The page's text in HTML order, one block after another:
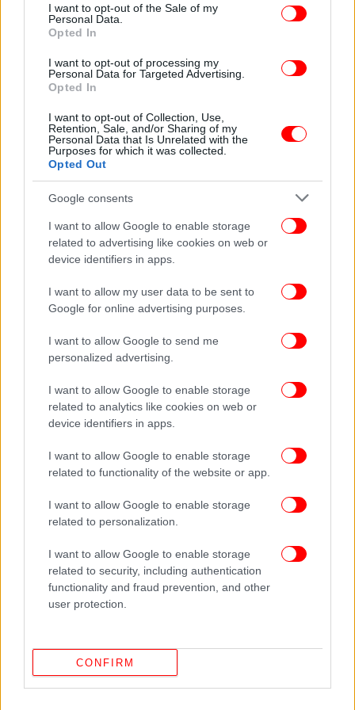
consent section.
I want to opt-out of the Sale of my
Personal Data.
Opted In
I want to opt-out of processing my
Personal Data for Targeted Advertising.
Opted In
I want to opt-out of Collection, Use,
Retention, Sale, and/or Sharing of my
Personal Data that Is Unrelated with the
Purposes for which it was collected.
Opted Out
Google consents
I want to allow Google to enable storage
related to advertising like cookies on web or
device identifiers in apps.
I want to allow my user data to be sent to
Google for online advertising purposes.
I want to allow Google to send me
personalized advertising.
I want to allow Google to enable storage
related to analytics like cookies on web or
device identifiers in apps.
I want to allow Google to enable storage
related to functionality of the website or app.
I want to allow Google to enable storage
related to personalization.
I want to allow Google to enable storage
related to security, including authentication
functionality and fraud prevention, and other
user protection.
CONFIRM
πρώτοι όλες τις ειδήσεις
από την Ελλάδα και τον Κόσμο,
2026 ΓΕΚ ΤΕΡΝΑ